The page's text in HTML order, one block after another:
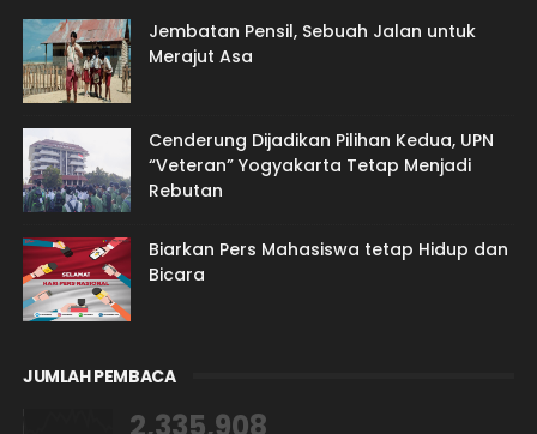
Jembatan Pensil, Sebuah Jalan untuk
Merajut Asa
Cenderung Dijadikan Pilihan Kedua, UPN
“Veteran” Yogyakarta Tetap Menjadi
Rebutan
Biarkan Pers Mahasiswa tetap Hidup dan
Bicara
JUMLAH PEMBACA
2,335,908